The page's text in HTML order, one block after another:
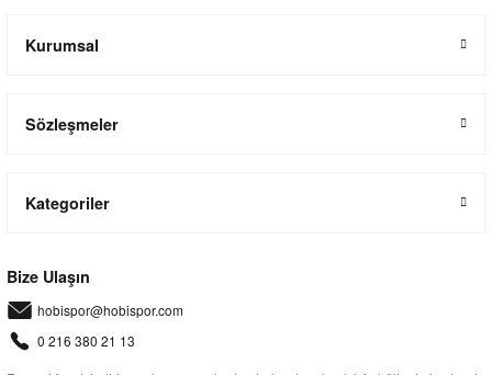
Kurumsal
Sözleşmeler
Kategoriler
Bize Ulaşın
hobispor@hobispor.com
0 216 380 21 13